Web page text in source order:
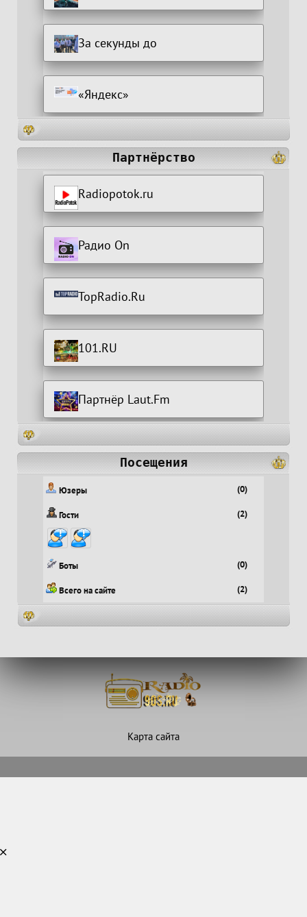
За секунды до
«Яндекс»
Партнёрство
Radiopotok.ru
Радио On
TopRadio.Ru
101.RU
Партнёр Laut.Fm
Посещения
Юзеры (0)
Гости (2)
Боты (0)
Всего на сайте (2)
Карта сайта